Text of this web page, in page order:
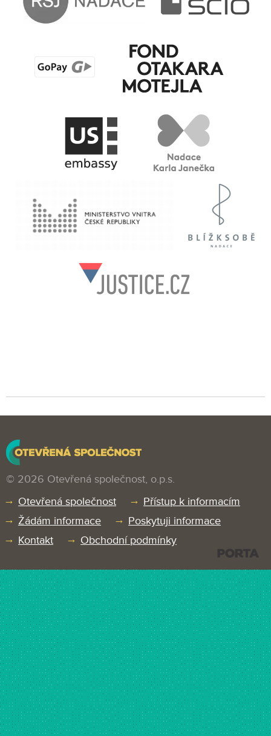
© 2026 Otevřená společnost, o.p.s.
Otevřená společnost
Přístup k informacím
Žádám informace
Poskytuji informace
Kontakt
Obchodní podmínky